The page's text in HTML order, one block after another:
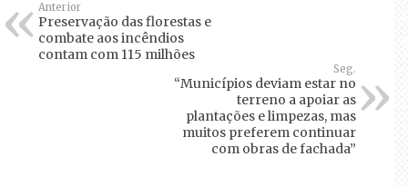
Anterior
Preservação das florestas e
combate aos incêndios
contam com 115 milhões
Seg.
“Municípios deviam estar no
terreno a apoiar as
plantações e limpezas, mas
muitos preferem continuar
com obras de fachada”